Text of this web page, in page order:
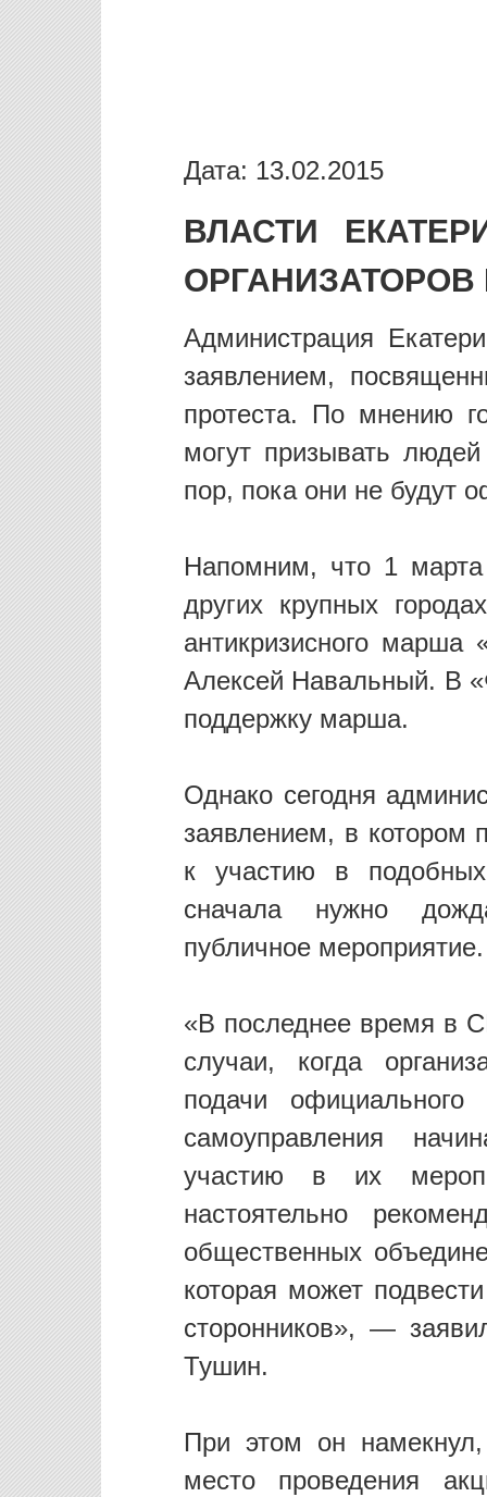
Дата: 13.02.2015
ВЛАСТИ
Администрация
заявлением,
протеста. По мнению
могут призывать
пор, пока они не будут
Напомним, что 1
других крупных
антикризисного марша
Алексей Навальный. В
поддержку марша.
Однако сегодня
заявлением, в котором
к участию в
сначала нужно
публичное мероприятие.
«В последнее время в
случаи, когда
подачи
самоуправления
участию в их
настоятельно
общественных
которая может
сторонников», —
Тушин.
При этом он
место проведения